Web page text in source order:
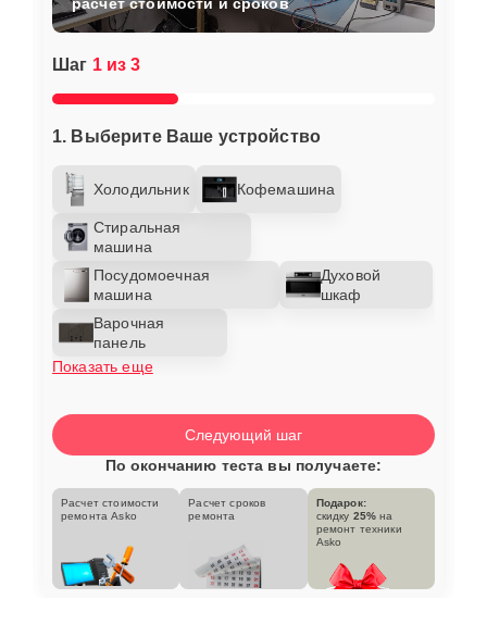
Шаг 1 из 3
1. Выберите Ваше устройство
Холодильник Кофемашина
Стиральная
машина
Посудомоечная
машина
Духовой
шкаф
Варочная
панель
Показать еще
Следующий шаг
По окончанию теста вы получаете:
Расчет стоимости
ремонта Asko
Расчет сроков
ремонта
Подарок:
скидку 25% на
ремонт техники
Asko